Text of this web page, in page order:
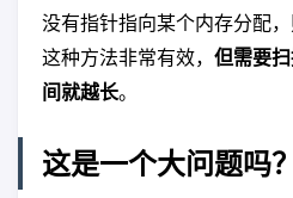
没有指针指向某个内存分配，
这种方法非常有效， 但需要
间就越长。
这是一个大问题吗？